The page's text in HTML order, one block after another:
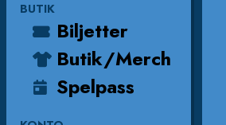
BUTIK
Biljetter
Butik/Merch
Spelpass